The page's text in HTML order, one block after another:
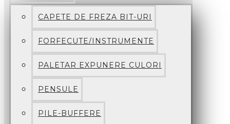
CAPETE DE FREZA BIT-URI
FORFECUTE/INSTRUMENTE
PALETAR EXPUNERE CULORI
PENSULE
PILE-BUFFERE